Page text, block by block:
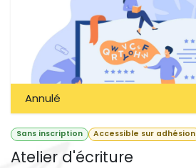
Annulé
Sans inscription Accessible sur adhésion
Atelier d'écriture